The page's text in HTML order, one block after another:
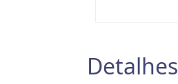
Detalhes